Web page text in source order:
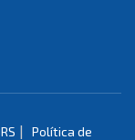
|
Política de